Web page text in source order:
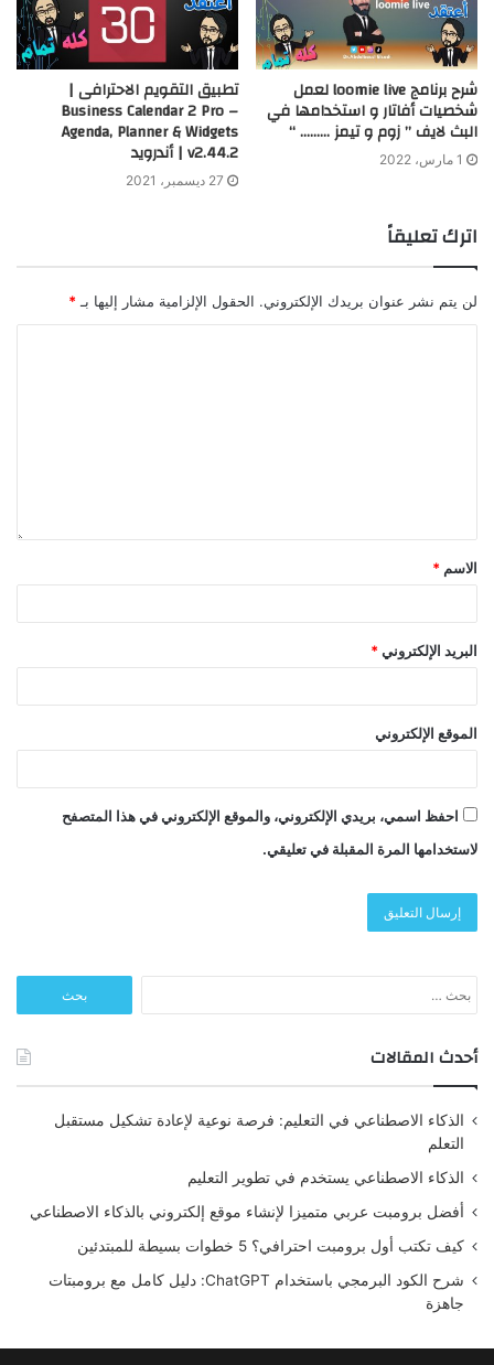
شرح برنامج loomie live لعمل
شخصيات أفاتار و استخدامها في
البث لايف ” زوم و تيمز ……… “
1 مارس، 2022
تطبيق التقويم الاحترافى |
Business Calendar 2 Pro –
Agenda, Planner & Widgets
v2.44.2 | أندرويد
27 ديسمبر، 2021
اترك تعليقاً
لن يتم نشر عنوان بريدك الإلكتروني. الحقول الإلزامية مشار إليها بـ *
الاسم *
البريد الإلكتروني *
الموقع الإلكتروني
احفظ اسمي، بريدي الإلكتروني، والموقع الإلكتروني في هذا المتصفح
لاستخدامها المرة المقبلة في تعليقي.
عن:
أحدث المقالات
الذكاء الاصطناعي في التعليم: فرصة نوعية لإعادة تشكيل مستقبل
التعلم
الذكاء الاصطناعي يستخدم في تطوير التعليم
أفضل برومبت عربي متميزا لإنشاء موقع إلكتروني بالذكاء الاصطناعي
كيف تكتب أول برومبت احترافي؟ 5 خطوات بسيطة للمبتدئين
شرح الكود البرمجي باستخدام ChatGPT: دليل كامل مع برومبتات
جاهزة